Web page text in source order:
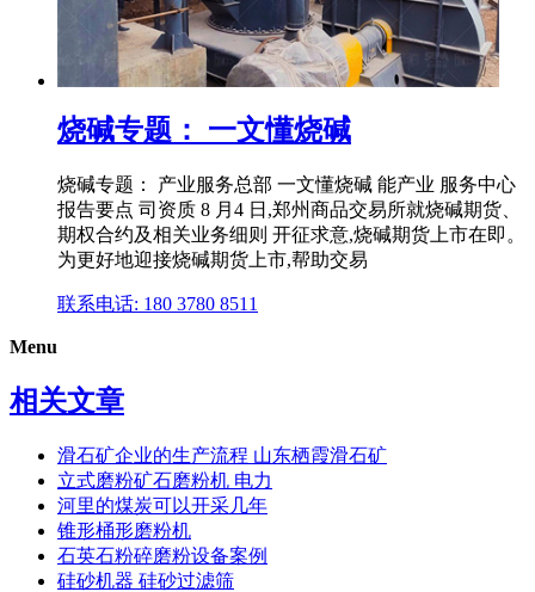
烧碱专题： 一文懂烧碱
烧碱专题： 产业服务总部 一文懂烧碱 能产业 服务中心
报告要点 司资质 8 月4 日,郑州商品交易所就烧碱期货、
期权合约及相关业务细则 开征求意,烧碱期货上市在即。
为更好地迎接烧碱期货上市,帮助交易
联系电话: 180 3780 8511
Menu
相关文章
滑石矿企业的生产流程 山东栖霞滑石矿
立式磨粉矿石磨粉机 电力
河里的煤炭可以开采几年
锥形桶形磨粉机
石英石粉碎磨粉设备案例
硅砂机器 硅砂过滤筛